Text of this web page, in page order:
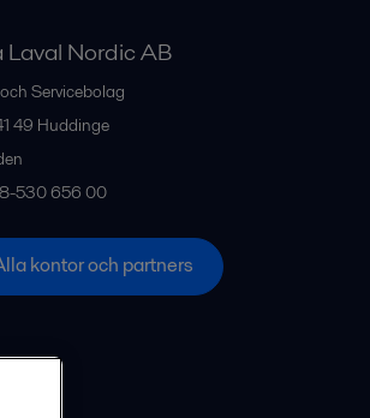
Laval Nordic AB
Servicebolag
49 Huddinge
530 656 00
kontor och partners